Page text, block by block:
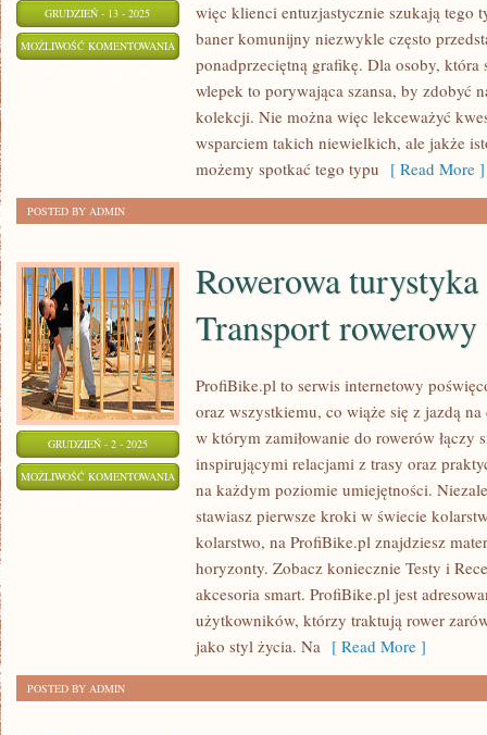
GRUDZIEŃ - 13 - 2025
MOŻLIWOŚĆ KOMENTOWANIA OCZYSZCZARKI
więc klienci entuzjastycznie szukają tego
baner komunijny niezwykle często
ponadprzeciętną grafikę. Dla osoby,
wlepek to porywająca szansa, by zdobyć
kolekcji. Nie można więc lekceważyć
wsparciem takich niewielkich, ale jakże
możemy spotkać tego typu [ Read More ]
POSTED BY ADMIN
GRUDZIEŃ - 2 - 2025
MOŻLIWOŚĆ KOMENTOWANIA ROWEROWA
Rowerowa
Transport
ProfiBike.pl to serwis internetowy
oraz wszystkiemu, co wiąże się z jazdą
w którym zamiłowanie do rowerów łączy
inspirującymi relacjami z trasy oraz
na każdym poziomie umiejętności.
stawiasz pierwsze kroki w świecie
kolarstwo, na ProfiBike.pl znajdziesz
horyzonty. Zobacz koniecznie Testy i
akcesoria smart. ProfiBike.pl jest
użytkowników, którzy traktują rower
jako styl życia. Na [ Read More ]
POSTED BY ADMIN